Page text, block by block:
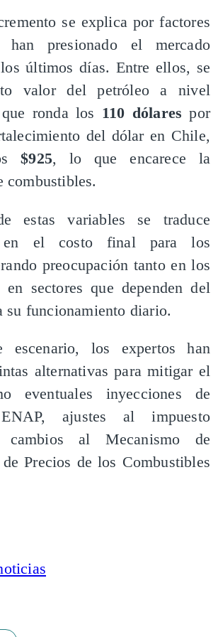
se explica por factores
han presionado el mercado
últimos días. Entre ellos, se
valor del petróleo a nivel
ronda los 110 dólares por
del dólar en Chile,
$925, lo que encarece la
combustibles.
estas variables se traduce
en el costo final para los
preocupación tanto en los
en sectores que dependen del
su funcionamiento diario.
escenario, los expertos han
alternativas para mitigar el
eventuales inyecciones de
ajustes al impuesto
cambios al Mecanismo de
Precios de los Combustibles